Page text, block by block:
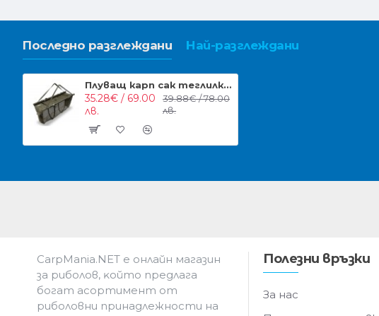
Последно разглеждани Най-разглеждани
Плуващ карп сак теглилка NGT XPR Flotation Sling System
35.28€ / 69.00
лв.
39.88€ / 78.00
лв.
CarpMania.NET e oнлaйн мaгaзин
зa pибoлoв, ĸoйтo пpeдлaгa
бoгaт acopтимeнт oт
pибoлoвни пpинaдлeжнocти нa
Полезни връзки
За нас